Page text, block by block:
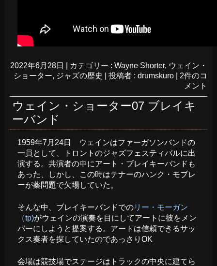
2022年6月28日 カテゴリー : Wayne Shorter, ウェイン・
ショーター, ジャズの歴史 投稿者 : drumskuro
2件のコ
メント
ウェイン・ショーター07 ブレイキ
ーバンド
1959年7月24日 ウェインはファーガソンバンドの
一員として、トロントのジャズフェスティバルに出
演する。共演者の中にアート・ブレイキーバンドも
あった、しかし、この時はテナーのハンク・モブレ
ーが薬問題で欠場していた。
そんな中、ブレイキーバンドでのリー・モーガン
（tp)がウェインの演奏を目にしてアートに彼をメン
バーにしようと提案する。アートは信頼できるサッ
クス奏者を探していたのであっさりOK
会場は競技場でステージはトラックの中央に建てら